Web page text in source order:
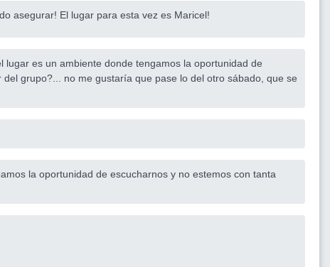
asegurar! El lugar para esta vez es Maricel!
es un ambiente donde tengamos la oportunidad de
grupo?... no me gustaría que pase lo del otro sábado, que se
la oportunidad de escucharnos y no estemos con tanta